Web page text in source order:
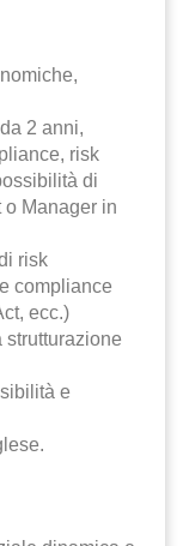
2 anni,
risk
di
Manager in
risk
compliance
ecc.)
strutturazione
e